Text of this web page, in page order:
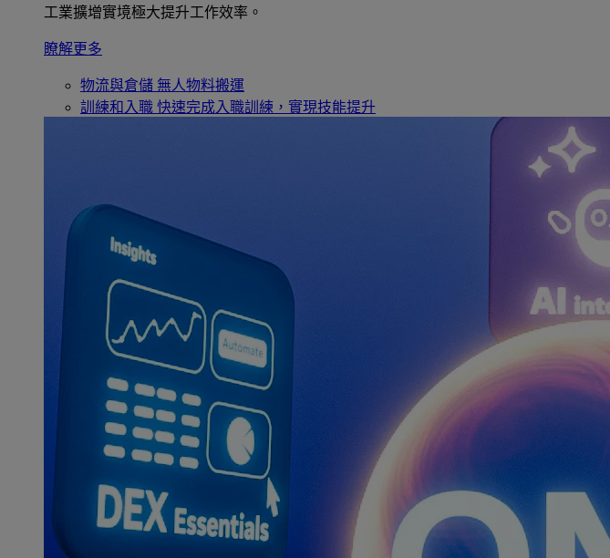
工業擴增實境極大提升工作效率。
瞭解更多
物流與倉儲 無人物料搬運
訓練和入職 快速完成入職訓練，實現技能提升